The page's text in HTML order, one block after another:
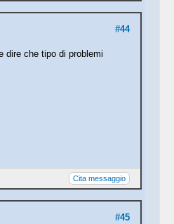
#44
dire che tipo di problemi
Cita messaggio
#45